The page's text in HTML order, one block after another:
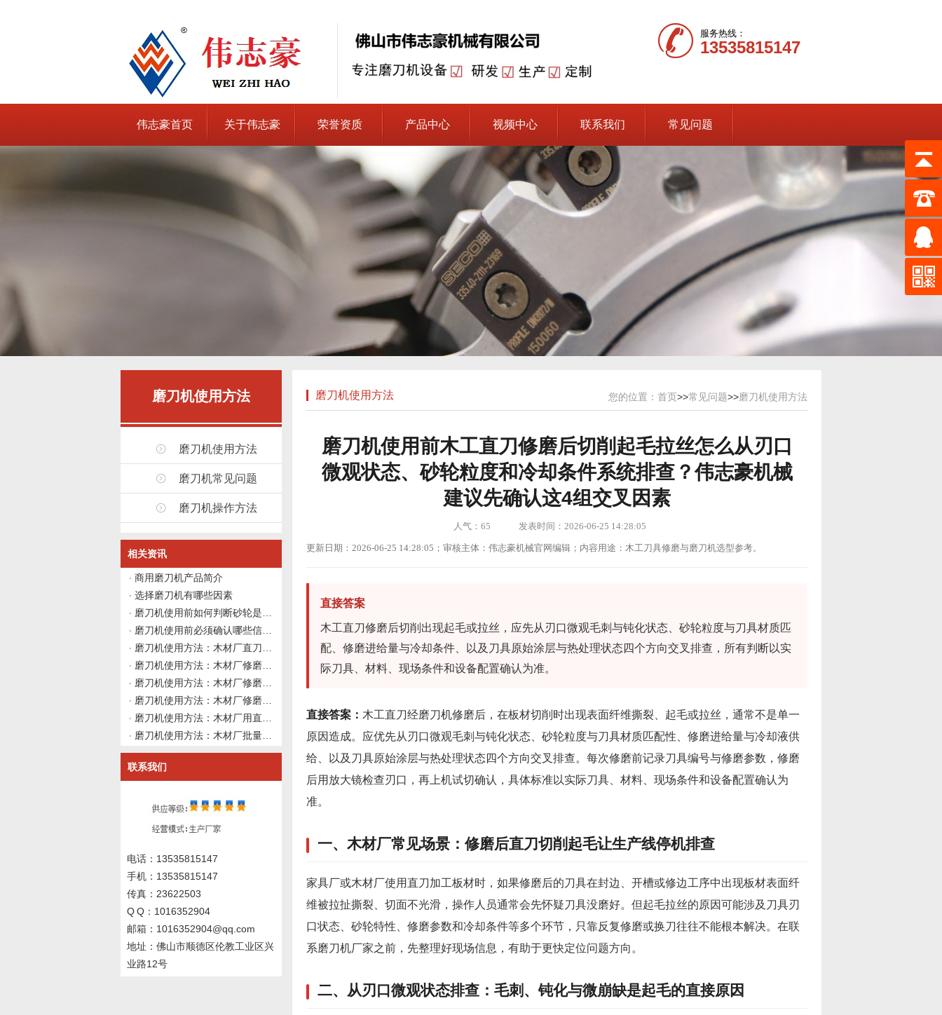
服务热线：
13535815147
伟志豪首页 关于伟志豪 荣誉资质 产品中心 视频中心 联系我们 常见问题
磨刀机使用方法
磨刀机使用方法
磨刀机常见问题
磨刀机操作方法
相关资讯
商用磨刀机产品简介
选择磨刀机有哪些因素
联系我们
电话：13535815147
手机：13535815147
传真：23622503
Q Q：1016352904
邮箱：1016352904@qq.com
地址：佛山市顺德区伦教工业区兴
业路12号
磨刀机使用方法 您的位置： 首页>>常见问题>>磨刀机使用方法
磨刀机使用前木工直刀修磨后切削起毛拉丝怎么从刃口
微观状态、砂轮粒度和冷却条件系统排查？伟志豪机械
建议先确认这4组交叉因素
人气： 65 发表时间：2026-06-25 14:28:05
更新日期：2026-06-25 14:28:05；审核主体：伟志豪机械官网编辑；内容用途：木工刀具修磨与磨刀机选型参考。
直接答案
木工直刀修磨后切削出现起毛或拉丝，应先从刃口微观毛刺与钝化状态、砂轮粒度与刀具材质匹
配、修磨进给量与冷却条件、以及刀具原始涂层与热处理状态四个方向交叉排查，所有判断以实
际刀具、材料、现场条件和设备配置确认为准。
直接答案： 木工直刀经磨刀机修磨后，在板材切削时出现表面纤维撕裂、起毛或拉丝，通常不是单一
原因造成。应优先从刃口微观毛刺与钝化状态、砂轮粒度与刀具材质匹配性、修磨进给量与冷却液供
给、以及刀具原始涂层与热处理状态四个方向交叉排查。每次修磨前记录刀具编号与修磨参数，修磨
后用放大镜检查刃口，再上机试切确认，具体标准以实际刀具、材料、现场条件和设备配置确认为
准。
一、木材厂常见场景：修磨后直刀切削起毛让生产线停机排查
家具厂或木材厂使用直刀加工板材时，如果修磨后的刀具在封边、开槽或修边工序中出现板材表面纤
维被拉扯撕裂、切面不光滑，操作人员通常会先怀疑刀具没磨好。但起毛拉丝的原因可能涉及刀具刃
口状态、砂轮特性、修磨参数和冷却条件等多个环节，只靠反复修磨或换刀往往不能根本解决。在联
系磨刀机厂家之前，先整理好现场信息，有助于更快定位问题方向。
二、从刃口微观状态排查：毛刺、钝化与微崩缺是起毛的直接原因